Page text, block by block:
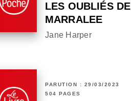
LES OUBLIÉS DE
MARRALEE
Jane Harper
PARUTION : 29/03/2023
504 PAGES